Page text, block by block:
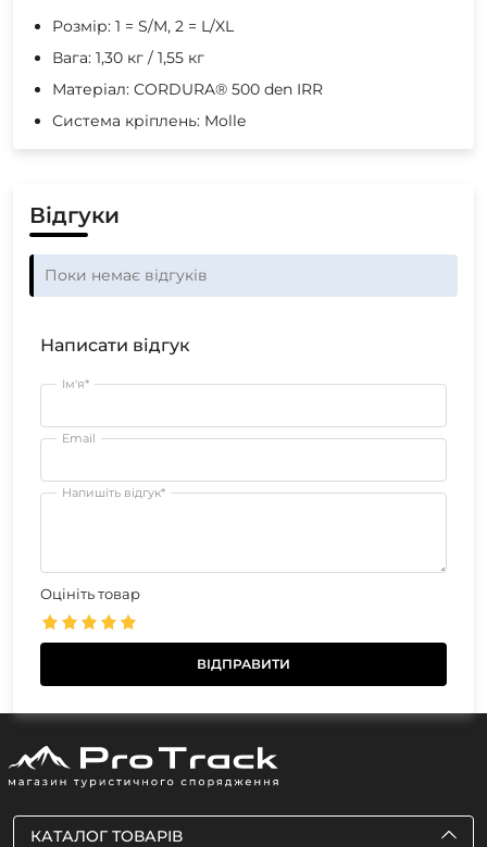
Розмір: 1 = S/M, 2 = L/XL
Вага: 1,30 кг / 1,55 кг
Матеріал: CORDURA® 500 den IRR
Система кріплень: Molle
Відгуки
Поки немає відгуків
Написати відгук
Ім'я*
Email
Напишіть відгук*
Оцініть товар
КАТАЛОГ ТОВАРІВ